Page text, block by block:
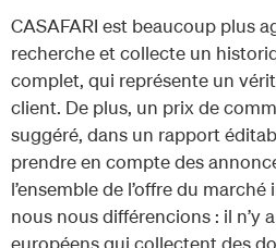
CASAFARI est beaucoup plus
recherche et collecte un
complet, qui représente un
client. De plus, un prix de
suggéré, dans un rapport
prendre en compte des
l’ensemble de l’offre du marché
nous nous différencions : il n’y
européens qui collectent des